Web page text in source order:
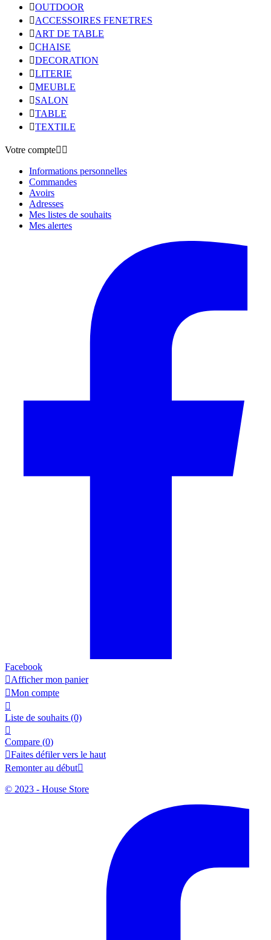
OUTDOOR
ACCESSOIRES FENETRES
ART DE TABLE
CHAISE
DECORATION
LITERIE
MEUBLE
SALON
TABLE
TEXTILE
Votre compte 
Informations personnelles
Commandes
Avoirs
Adresses
Mes listes de souhaits
Mes alertes
Facebook
Afficher mon panier
Mon compte

Liste de souhaits (0)

Compare (0)
Faites défiler vers le haut
Remonter au début
© 2023 - House Store